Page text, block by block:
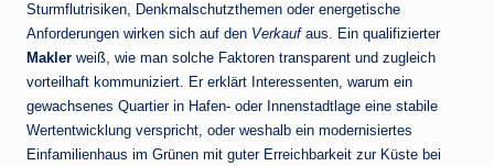
Sturmflutrisiken, Denkmalschutzthemen oder energetische
Anforderungen wirken sich auf den Verkaufaus. Ein qualifizierter
Makler weiß, wie man solche Faktoren transparent und zugleich
vorteilhaft kommuniziert. Er erklärt Interessenten, warum ein
gewachsenes Quartier in Hafen- oder Innenstadtlage eine stabile
Wertentwicklung verspricht, oder weshalb ein modernisiertes
Einfamilienhaus im Grünen mit guter Erreichbarkeit zur Küste bei